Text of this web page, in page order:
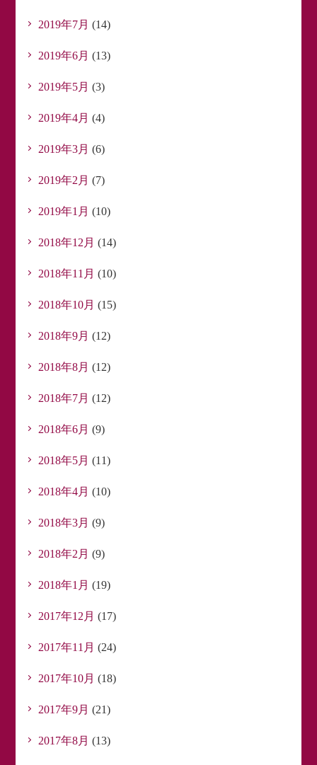
2019年7月 (14)
2019年6月 (13)
2019年5月 (3)
2019年4月 (4)
2019年3月 (6)
2019年2月 (7)
2019年1月 (10)
2018年12月 (14)
2018年11月 (10)
2018年10月 (15)
2018年9月 (12)
2018年8月 (12)
2018年7月 (12)
2018年6月 (9)
2018年5月 (11)
2018年4月 (10)
2018年3月 (9)
2018年2月 (9)
2018年1月 (19)
2017年12月 (17)
2017年11月 (24)
2017年10月 (18)
2017年9月 (21)
2017年8月 (13)